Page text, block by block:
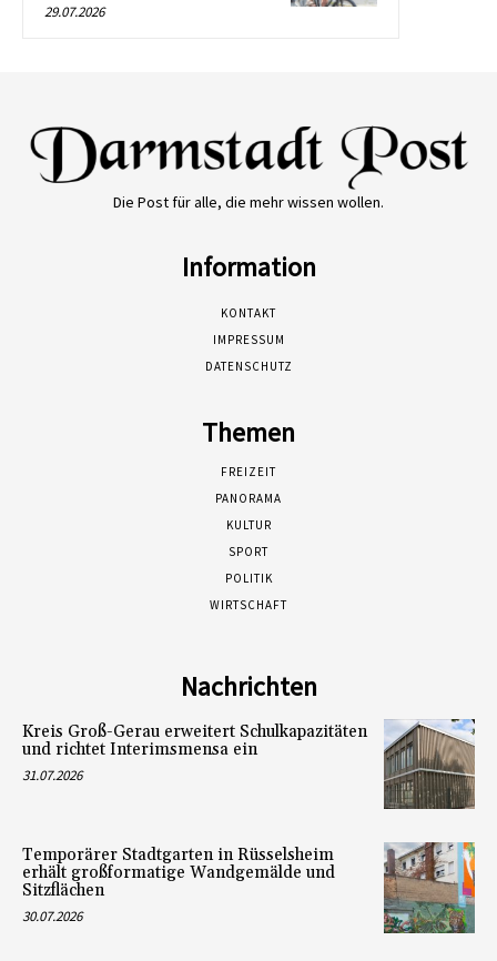
29.07.2026
Die Post für alle, die mehr wissen wollen.
Information
KONTAKT
IMPRESSUM
DATENSCHUTZ
Themen
FREIZEIT
PANORAMA
KULTUR
SPORT
POLITIK
WIRTSCHAFT
Nachrichten
Kreis Groß-Gerau erweitert Schulkapazitäten
und richtet Interimsmensa ein
31.07.2026
Temporärer Stadtgarten in Rüsselsheim
erhält großformatige Wandgemälde und
Sitzflächen
30.07.2026